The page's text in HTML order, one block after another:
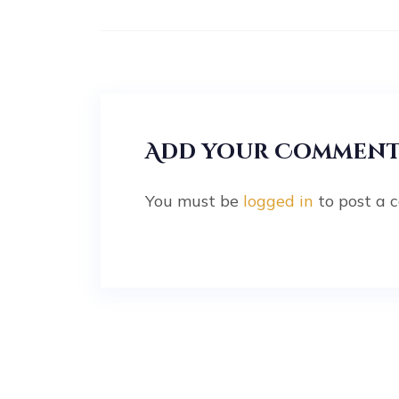
Add your
You must be logged in to post a